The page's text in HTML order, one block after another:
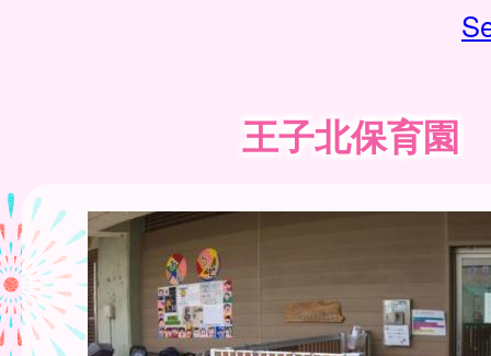
王子北保育園